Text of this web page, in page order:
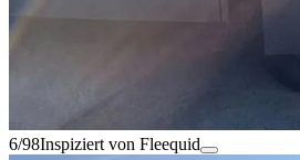
6/98Inspiziert von Fleequid